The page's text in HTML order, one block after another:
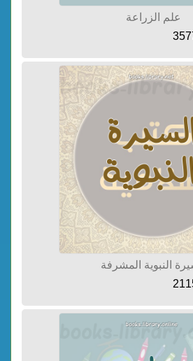
علم الزراعة
النبوية المشرفة